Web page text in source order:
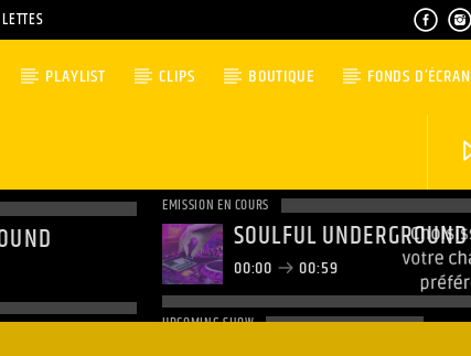
PLAYLIST CLIPS BOUTIQUE FONDS D’ÉCRAN
EMISSION EN COURS
SOULFUL UNDERGROUND
00:00 00:59
UPCOMING SHOW